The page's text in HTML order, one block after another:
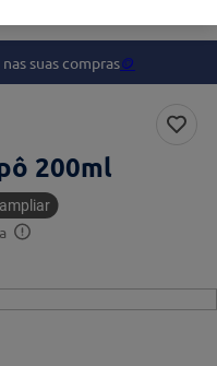
suas compras🪙
200ml